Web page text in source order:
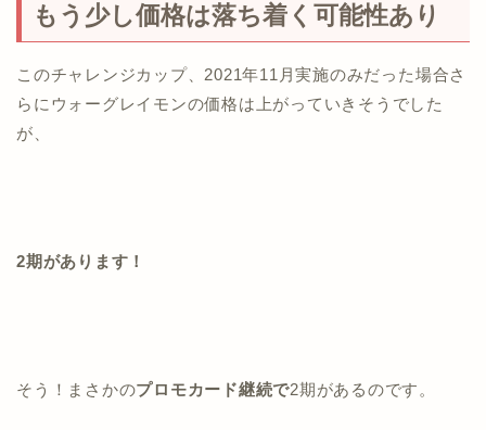
もう少し価格は落ち着く可能性あり
このチャレンジカップ、2021年11月実施のみだった場合さ
らにウォーグレイモンの価格は上がっていきそうでした
が、
2期があります！
そう！まさかのプロモカード継続で2期があるのです。